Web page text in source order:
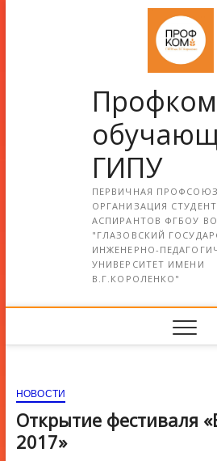
Профком
ГИПУ
ПЕРВИЧНАЯ
ОРГАНИЗАЦИЯ
АСПИРАНТОВ ФГБОУ ВО
"ГЛАЗОВСКИЙ
ИНЖЕНЕРНО-
УНИВЕРСИТЕТ ИМЕНИ
В.Г.КОРОЛЕНКО"
НОВОСТИ
Открытие фестиваля
2017»